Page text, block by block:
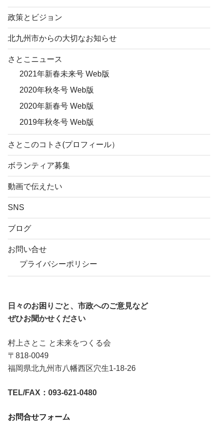
政策とビジョン
北九州市からの大切なお知らせ
さとこニュース
2021年新春未来号 Web版
2020年秋冬号 Web版
2020年新春号 Web版
2019年秋冬号 Web版
さとこのコトさ(プロフィール）
ボランティア募集
動画で伝えたい
SNS
ブログ
お問い合せ
プライバシーポリシー
日々のお困りごと、市政へのご意見など
ぜひお聞かせください
村上さとこ と未来をつくる会
〒818-0049
福岡県北九州市八幡西区穴生1-18-26
TEL/FAX：093-621-0480
お問合せフォーム